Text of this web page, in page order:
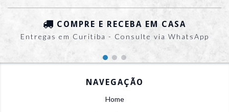
COMPRE E RECEBA EM CASA
Entregas em Curitiba - Consulte via WhatsApp
NAVEGAÇÃO
Home